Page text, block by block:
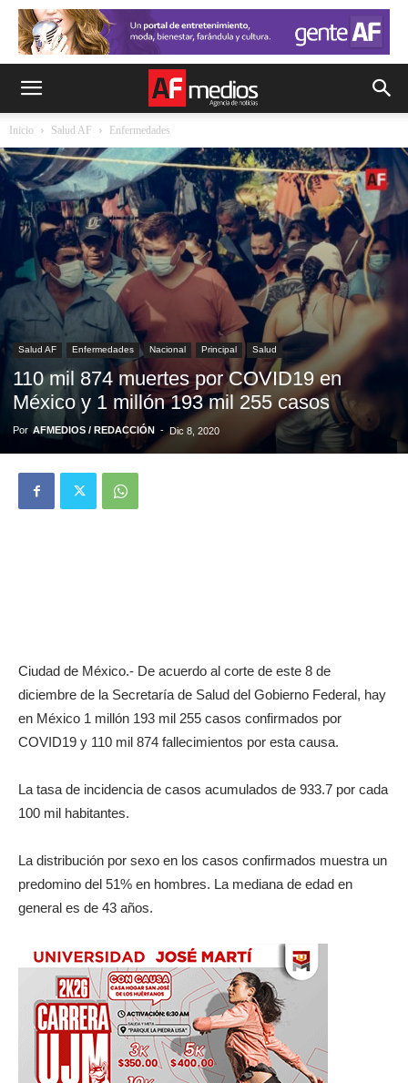
Inicio Salud AF Enfermedades
Salud AF Enfermedades Nacional Principal Salud
110 mil 874 muertes por COVID19 en
México y 1 millón 193 mil 255 casos
Por AFMEDIOS / REDACCIÓN - Dic 8, 2020
Ciudad de México.- De acuerdo al corte de este 8 de
diciembre de la Secretaría de Salud del Gobierno Federal, hay
en México 1 millón 193 mil 255 casos confirmados por
COVID19 y 110 mil 874 fallecimientos por esta causa.
La tasa de incidencia de casos acumulados de 933.7 por cada
100 mil habitantes.
La distribución por sexo en los casos confirmados muestra un
predomino del 51% en hombres. La mediana de edad en
general es de 43 años.